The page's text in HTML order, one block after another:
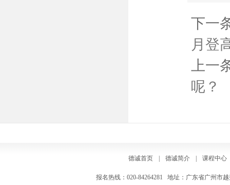
下一
月登
上一
呢？
德诚首页 德诚简介 课程中心
报名热线：020-84264281 地址：广东省广州市